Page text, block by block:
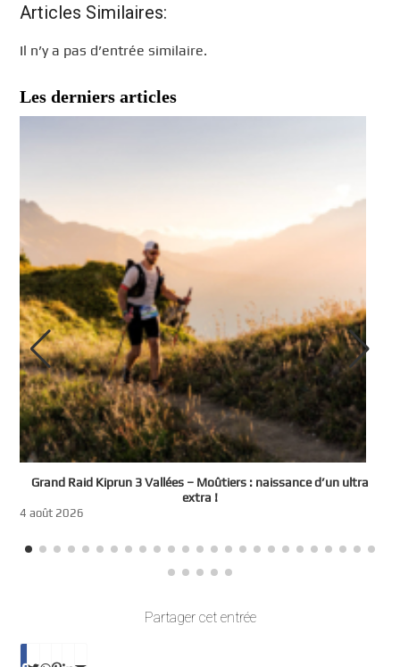
Articles Similaires:
Il n’y a pas d’entrée similaire.
Les derniers articles
Grand Raid Kiprun 3 Vallées – Moûtiers : naissance d’un ultra
extra !
4 août 2026
Partager cet entrée